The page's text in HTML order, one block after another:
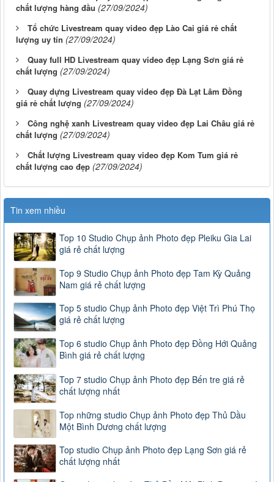
chất lượng hàng đầu (27/09/2024)
Tổ chức Livestream quay video đẹp Lào Cai giá rẻ chất
lượng uy tín (27/09/2024)
Quay full HD Livestream quay video đẹp Lạng Sơn giá rẻ
chất lượng (27/09/2024)
Quay dựng Livestream quay video đẹp Đà Lạt Lâm Đồng
giá rẻ chất lượng (27/09/2024)
Công nghệ xanh Livestream quay video đẹp Lai Châu giá rẻ
chất lượng (27/09/2024)
Chất lượng Livestream quay video đẹp Kom Tum giá rẻ
chất lượng cao đẹp (27/09/2024)
Tin xem nhiều
Top 10 Studio Chụp ảnh Photo đẹp Pleiku Gia Lai
giá rẻ chất lượng
Top 9 Studio Chụp ảnh Photo đẹp Tam Kỳ Quảng
Nam giá rẻ chất lượng
Top 5 studio Chụp ảnh Photo đẹp Việt Trì Phú Thọ
giá rẻ chất lượng
Top 6 studio Chụp ảnh Photo đẹp Đồng Hới Quảng
Bình giá rẻ chất lượng
Top 7 studio Chụp ảnh Photo đẹp Bến tre giá rẻ
chất lượng nhất
Top những studio Chụp ảnh Photo đẹp Thủ Dầu
Một Bình Dương chất lượng
Top studio Chụp ảnh Photo đẹp Lạng Sơn giá rẻ
chất lượng nhất